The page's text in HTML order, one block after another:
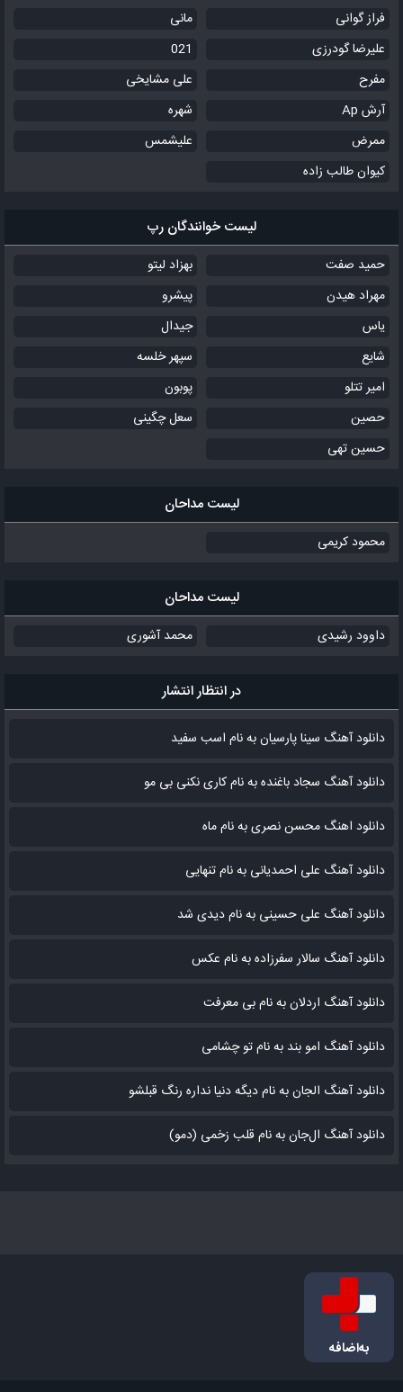
فراز گوانی
مانی
علیرضا گودرزی
021
مفرح
علی مشایخی
آرش Ap
شهره
ممرض
علیشمس
کیوان طالب زاده
لیست خوانندگان رپ
حمید صفت
بهزاد لیتو
مهراد هیدن
پیشرو
یاس
جیدال
شایع
سپهر خلسه
امیر تتلو
پوبون
حصین
سعل چگینی
حسین تهی
لیست مداحان
محمود کریمی
لیست مداحان
داوود رشیدی محمد آشوری
در انتظار انتشار
دانلود آهنگ سینا پارسیان به نام اسب سفید
دانلود آهنگ سجاد باغنده به نام کاری نکنی بی مو
دانلود اهنگ محسن نصری به نام‌ ماه
دانلود آهنگ علی احمدیانی به نام تنهایی
دانلود آهنگ علی حسینی به نام دیدی شد
دانلود آهنگ سالار سفرزاده به نام عکس
دانلود آهنگ اردلان به نام بی معرفت
دانلود آهنگ امو بند به نام تو چشامی
دانلود آهنگ الجان به نام دیگه دنیا نداره رنگ قبلشو
دانلود آهنگ ال‌جان به نام قلب زخمی (دمو)
به‌اضافه